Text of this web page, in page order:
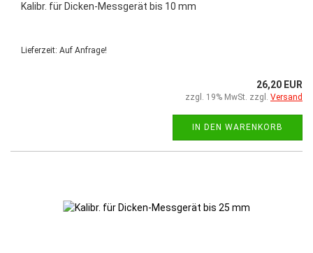
Kalibr. für Dicken-Messgerät bis 10 mm
Lieferzeit: Auf Anfrage!
26,20 EUR
zzgl. 19% MwSt. zzgl. Versand
IN DEN WARENKORB